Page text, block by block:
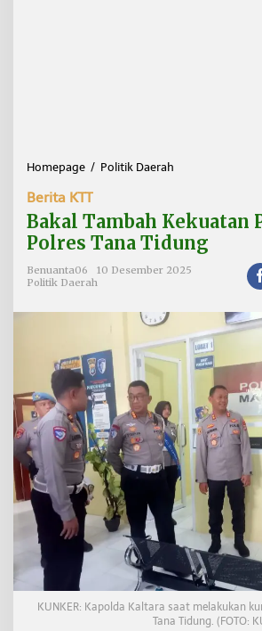
Homepage / Politik Daerah
a
l
T
a
K
e
t
a
n
P
e
r
s
o
n
Berita KTT
Bakal Tambah Kekuatan
Polres Tana Tidung
Benuanta06
10 Desember 2025
Politik Daerah
KUNKER: Kapolda Kaltara saat melakukan
Tana Tidung. (FOTO: